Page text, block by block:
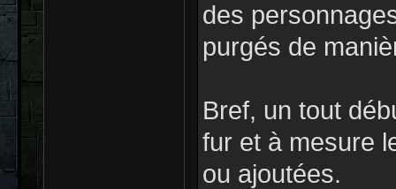
des
purgés de
Bref, un tout
fur et à mesure
ou ajoutées.